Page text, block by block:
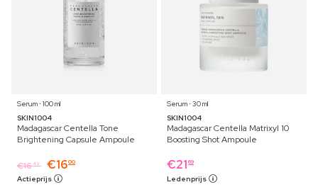
Serum ⋅ 100 ml
SKIN1004
Madagascar Centella Tone
Brightening Capsule Ampoule
€16 49 €1600
Actieprijs
Serum ⋅ 30 ml
SKIN1004
Madagascar Centella Matrixyl 10
Boosting Shot Ampoule
€21 69
Ledenprijs